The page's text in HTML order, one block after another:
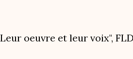
oeuvre et leur voix", FLD